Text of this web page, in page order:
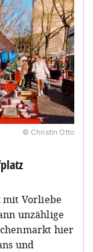
© Christin Otto
mit Vorliebe
unzählige
hier
und